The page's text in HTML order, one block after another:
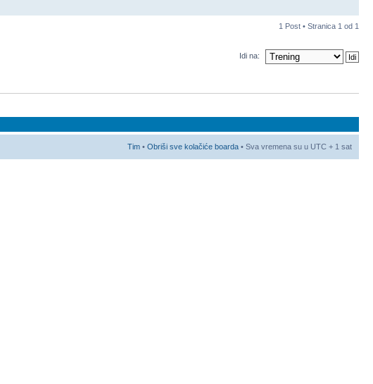
1 Post • Stranica 1 od 1
Idi na:
Tim • Obriši sve kolačiće boarda • Sva vremena su u UTC + 1 sat